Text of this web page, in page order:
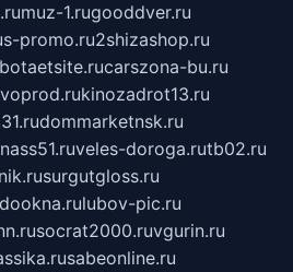
muz-1.rugooddver.ru
promo.ru2shizashop.ru
carszona-bu.ru
kinozadrot13.ru
dommarketnsk.ru
veles-doroga.rutb02.ru
surgutgloss.ru
lubov-pic.ru
socrat2000.ruvgurin.ru
sabeonline.ru